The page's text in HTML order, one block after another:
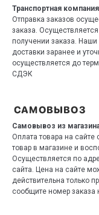
Транспортная
Отправка заказов
заказа.
получении заказа.
доставки заранее и
осуществляется до
СДЭК
Самовывоз из
Оплата товара на
товар в магазине и
Осуществляется по
сайта. Цена на сайте
действительна только
сообщите номер заказа